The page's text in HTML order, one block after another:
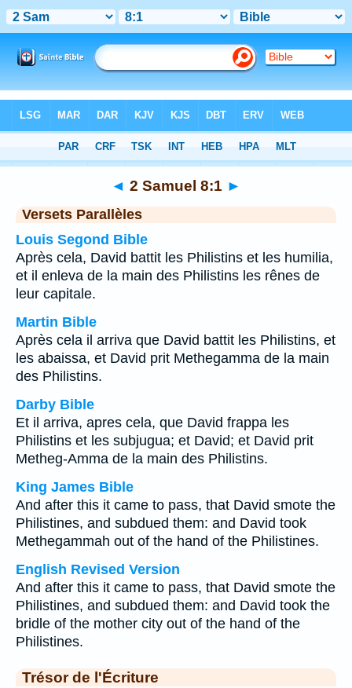
Chapitre 8> Verset 1
◄ 2 Samuel 8:1 ►
Versets Parallèles
Louis Segond Bible
Après cela, David battit les Philistins et les humilia,
et il enleva de la main des Philistins les rênes de
leur capitale.
Martin Bible
Après cela il arriva que David battit les Philistins, et
les abaissa, et David prit Methegamma de la main
des Philistins.
Darby Bible
Et il arriva, apres cela, que David frappa les
Philistins et les subjugua; et David; et David prit
Metheg-Amma de la main des Philistins.
King James Bible
And after this it came to pass, that David smote the
Philistines, and subdued them: and David took
Methegammah out of the hand of the Philistines.
English Revised Version
And after this it came to pass, that David smote the
Philistines, and subdued them: and David took the
bridle of the mother city out of the hand of the
Philistines.
Trésor de l'Écriture